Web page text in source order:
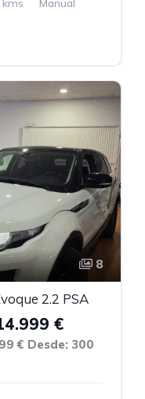
kms Manual
8
2.2 PSA
€
€ Desde: 300